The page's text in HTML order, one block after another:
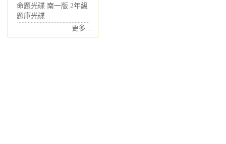
命題光碟 南一版 2年級
題庫光碟
更多...